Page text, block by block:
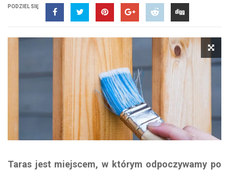
PODZIEL SIĘ
Taras jest miejscem, w którym odpoczywamy po